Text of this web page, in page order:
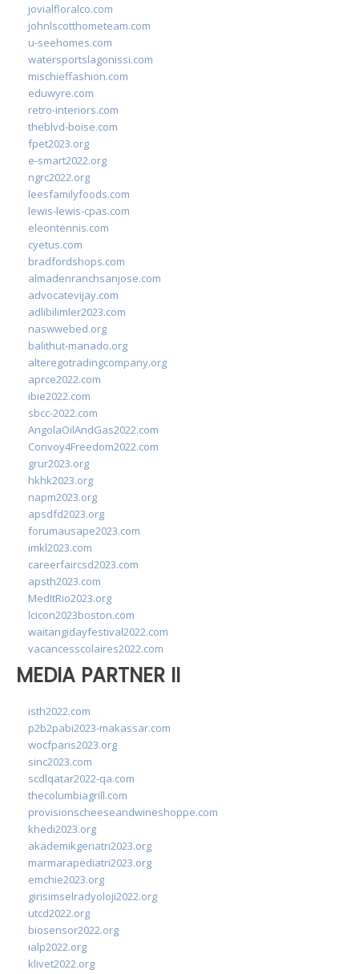
jovialfloralco.com
johnlscotthometeam.com
u-seehomes.com
watersportslagonissi.com
mischieffashion.com
eduwyre.com
retro-interiors.com
theblvd-boise.com
fpet2023.org
e-smart2022.org
ngrc2022.org
leesfamilyfoods.com
lewis-lewis-cpas.com
eleontennis.com
cyetus.com
bradfordshops.com
almadenranchsanjose.com
advocatevijay.com
adlibilimler2023.com
naswwebed.org
balithut-manado.org
alteregotradingcompany.org
aprce2022.com
ibie2022.com
sbcc-2022.com
AngolaOilAndGas2022.com
Convoy4Freedom2022.com
grur2023.org
hkhk2023.org
napm2023.org
apsdfd2023.org
forumausape2023.com
imkl2023.com
careerfaircsd2023.com
apsth2023.com
MedItRio2023.org
lcicon2023boston.com
waitangidayfestival2022.com
vacancesscolaires2022.com
MEDIA PARTNER II
isth2022.com
p2b2pabi2023-makassar.com
wocfparis2023.org
sinc2023.com
scdlqatar2022-qa.com
thecolumbiagrill.com
provisionscheeseandwineshoppe.com
khedi2023.org
akademikgeriatri2023.org
marmarapediatri2023.org
emchie2023.org
girisimselradyoloji2022.org
utcd2022.org
biosensor2022.org
ialp2022.org
klivet2022.org